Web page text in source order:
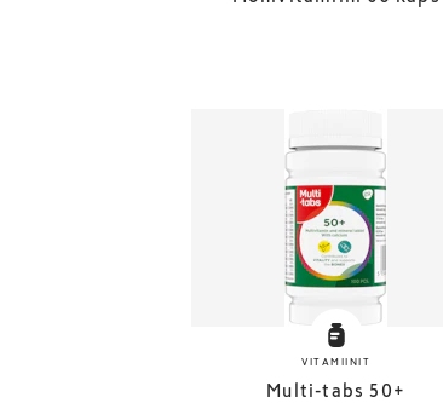
VITAMIINIT
Multi-tabs 50+